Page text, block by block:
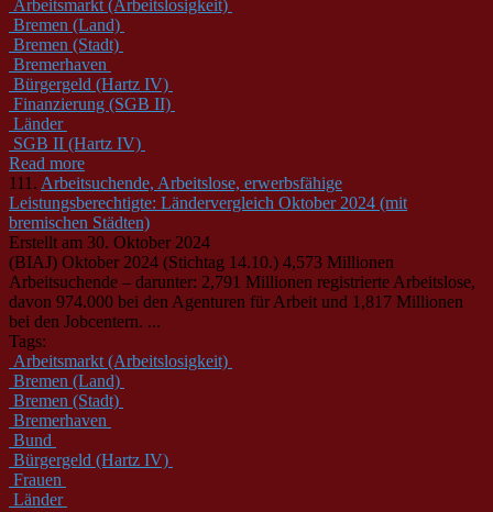
Arbeitsmarkt (Arbeitslosigkeit)
Bremen (Land)
Bremen (Stadt)
Bremerhaven
Bürgergeld (Hartz IV)
Finanzierung (SGB II)
Länder
SGB II (Hartz IV)
Read more
111. Arbeitsuchende, Arbeitslose, erwerbsfähige
Leistungsberechtigte: Ländervergleich Oktober 2024 (mit
bremischen Städten)
Erstellt am 30. Oktober 2024
(BIAJ) Oktober 2024 (Stichtag 14.10.) 4,573 Millionen
Arbeitsuchende – darunter: 2,791 Millionen registrierte Arbeitslose,
davon 974.000 bei den Agenturen für Arbeit und 1,817 Millionen
bei den Jobcentern. ...
Tags:
Arbeitsmarkt (Arbeitslosigkeit)
Bremen (Land)
Bremen (Stadt)
Bremerhaven
Bund
Bürgergeld (Hartz IV)
Frauen
Länder